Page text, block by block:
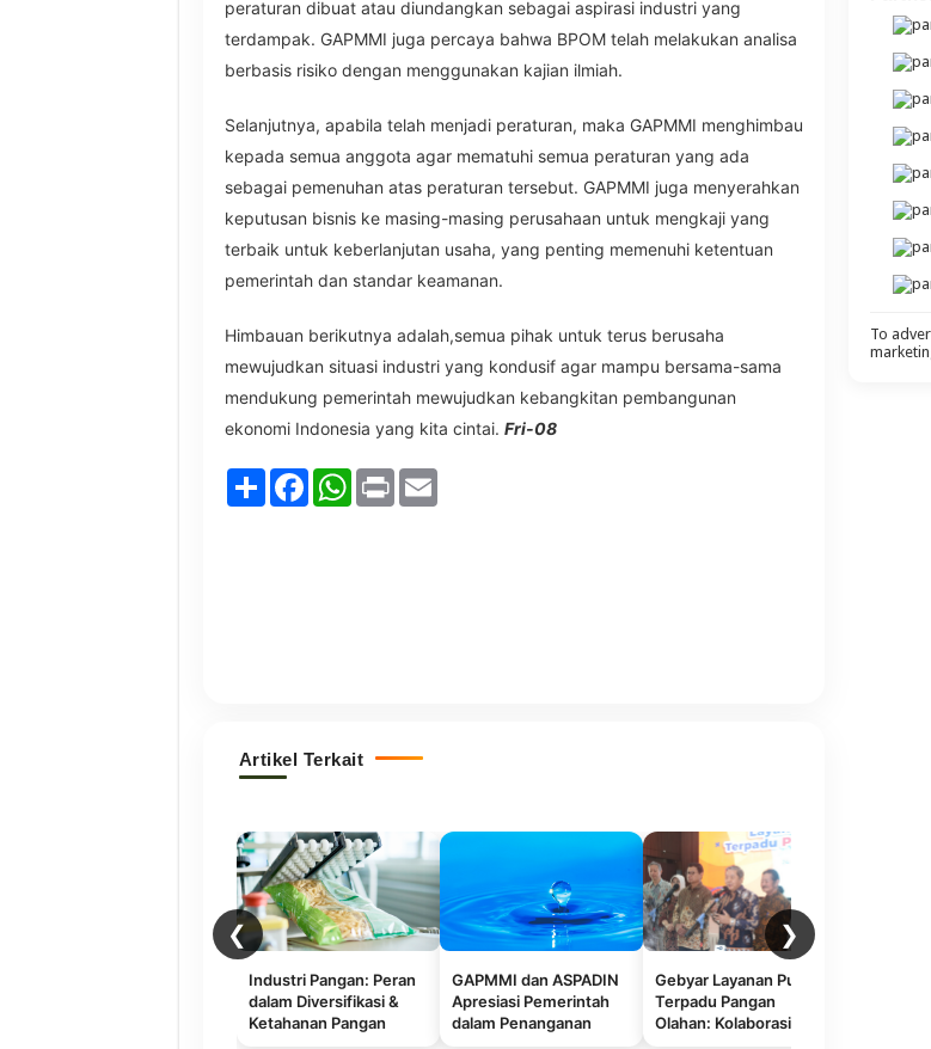
peraturan dibuat atau diundangkan sebagai aspirasi industri yang
terdampak. GAPMMI juga percaya bahwa BPOM telah melakukan analisa
berbasis risiko dengan menggunakan kajian ilmiah.
Selanjutnya, apabila telah menjadi peraturan, maka GAPMMI menghimbau
kepada semua anggota agar mematuhi semua peraturan yang ada
sebagai pemenuhan atas peraturan tersebut. GAPMMI juga menyerahkan
keputusan bisnis ke masing-masing perusahaan untuk mengkaji yang
terbaik untuk keberlanjutan usaha, yang penting memenuhi ketentuan
pemerintah dan standar keamanan.
Himbauan berikutnya adalah,semua pihak untuk terus berusaha
mewujudkan situasi industri yang kondusif agar mampu bersama-sama
mendukung pemerintah mewujudkan kebangkitan pembangunan
ekonomi Indonesia yang kita cintai. Fri-08
ShareFacebookWhatsApp
Print Email
Artikel Terkait
❮ ❯
Industri Pangan: Peran
dalam Diversifikasi &
Ketahanan Pangan
GAPMMI dan ASPADIN
Apresiasi Pemerintah
dalam Penanganan
Gebyar Layanan Publik
Terpadu Pangan
Olahan: Kolaborasi
To